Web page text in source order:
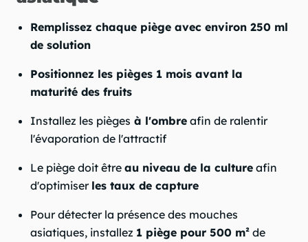
Remplissez chaque piège avec environ 250 ml
de solution
Positionnez les pièges 1 mois avant la
maturité des fruits
Installez les pièges à l'ombre afin de ralentir
l'évaporation de l'attractif
Le piège doit être au niveau de la culture afin
d'optimiser les taux de capture
Pour détecter la présence des mouches
asiatiques, installez 1 piège pour 500 m² de